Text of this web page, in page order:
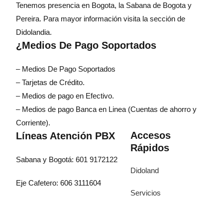
Tenemos presencia en Bogota, la Sabana de Bogota y
Pereira. Para mayor información visita la sección de
Didolandia.
¿Medios De Pago Soportados
– Medios De Pago Soportados
– Tarjetas de Crédito.
– Medios de pago en Efectivo.
– Medios de pago Banca en Linea (Cuentas de ahorro y
Corriente).
Líneas Atención PBX
Sabana y Bogotá: 601 9172122
Eje Cafetero: 606 3111604
Accesos
Rápidos
Didoland
Servicios